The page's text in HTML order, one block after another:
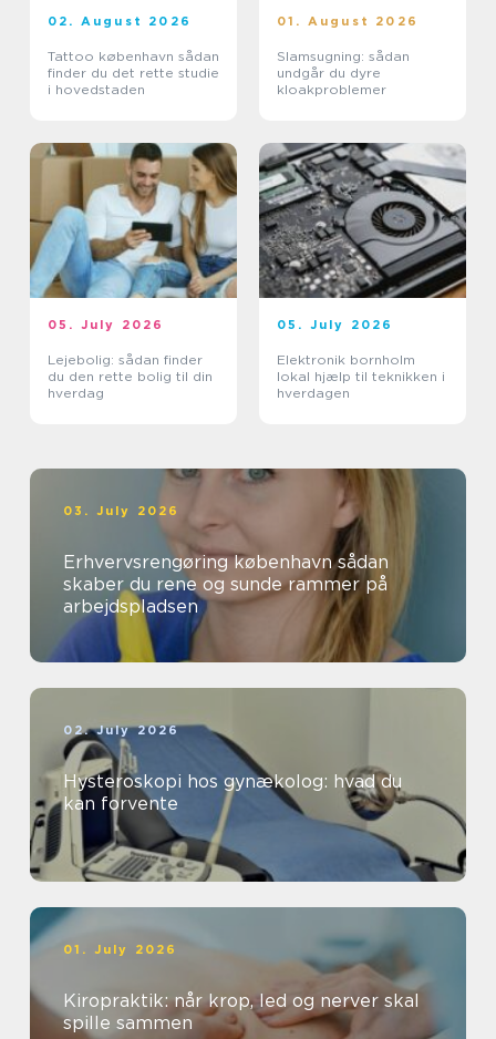
02. August 2026
Tattoo københavn sådan
finder du det rette studie
i hovedstaden
01. August 2026
Slamsugning: sådan
undgår du dyre
kloakproblemer
05. July 2026
Lejebolig: sådan finder
du den rette bolig til din
hverdag
05. July 2026
Elektronik bornholm
lokal hjælp til teknikken i
hverdagen
03. July 2026
Erhvervsrengøring københavn sådan
skaber du rene og sunde rammer på
arbejdspladsen
02. July 2026
Hysteroskopi hos gynækolog: hvad du
kan forvente
01. July 2026
Kiropraktik: når krop, led og nerver skal
spille sammen